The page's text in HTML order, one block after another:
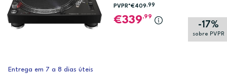
-17%
sobre PVPR
PVPR*€409,99
339,99
Entrega em 7 a 8 dias úteis